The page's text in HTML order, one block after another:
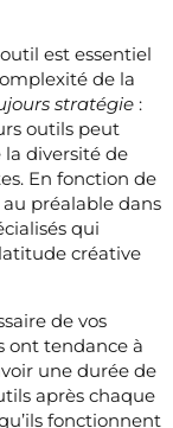
est essentiel
de la
stratégie :
outils peut
diversité de
En fonction de
préalable dans
qui
créative
de vos
ont tendance à
une durée de
après chaque
fonctionnent